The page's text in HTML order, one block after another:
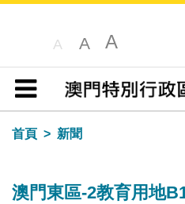
A A A
目錄
首頁
新聞
澳門東區-2教育用地